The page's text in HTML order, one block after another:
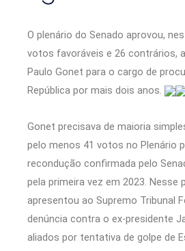
O plenário do Senado aprovou,
votos favoráveis e 26 contrários,
Paulo Gonet para o cargo de
República por mais dois anos.
Gonet precisava de maioria
pelo menos 41 votos no Plenário
recondução confirmada pelo
pela primeira vez em 2023. Nesse
apresentou ao Supremo Tribunal
denúncia contra o ex-presidente
aliados por tentativa de golpe de